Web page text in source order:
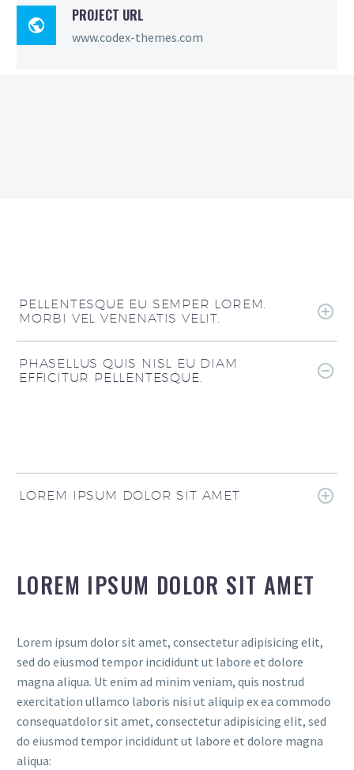

PROJECT URL
www.codex-themes.com
PELLENTESQUE EU SEMPER LOREM.
MORBI VEL VENENATIS VELIT.
PHASELLUS QUIS NISL EU DIAM
EFFICITUR PELLENTESQUE.
LOREM IPSUM DOLOR SIT AMET
LOREM IPSUM DOLOR SIT AMET
Lorem ipsum dolor sit amet, consectetur adipisicing elit,
sed do eiusmod tempor incididunt ut labore et dolore
magna aliqua. Ut enim ad minim veniam, quis nostrud
exercitation ullamco laboris nisi ut aliquip ex ea commodo
consequatdolor sit amet, consectetur adipisicing elit, sed
do eiusmod tempor incididunt ut labore et dolore magna
aliqua: